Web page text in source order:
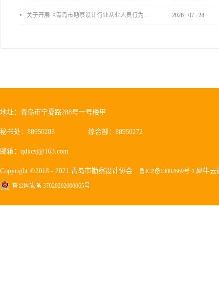
关于开展《青岛市勘察设计行业从业人员行为导则》、《青岛市住宅工程设计审查品质提升指引（2026版）》宣贯活动的通知 2026 . 07 . 28
地址：青岛市宁夏路288号一号楼甲
秘书处：88950288 综合部：88950272
邮箱：qdkcsj@163.com
Copyright ©2018 - 2021 青岛市勘察设计协会 鲁ICP备13002669号-1 犀牛云
鲁公网安备 37020202000065号